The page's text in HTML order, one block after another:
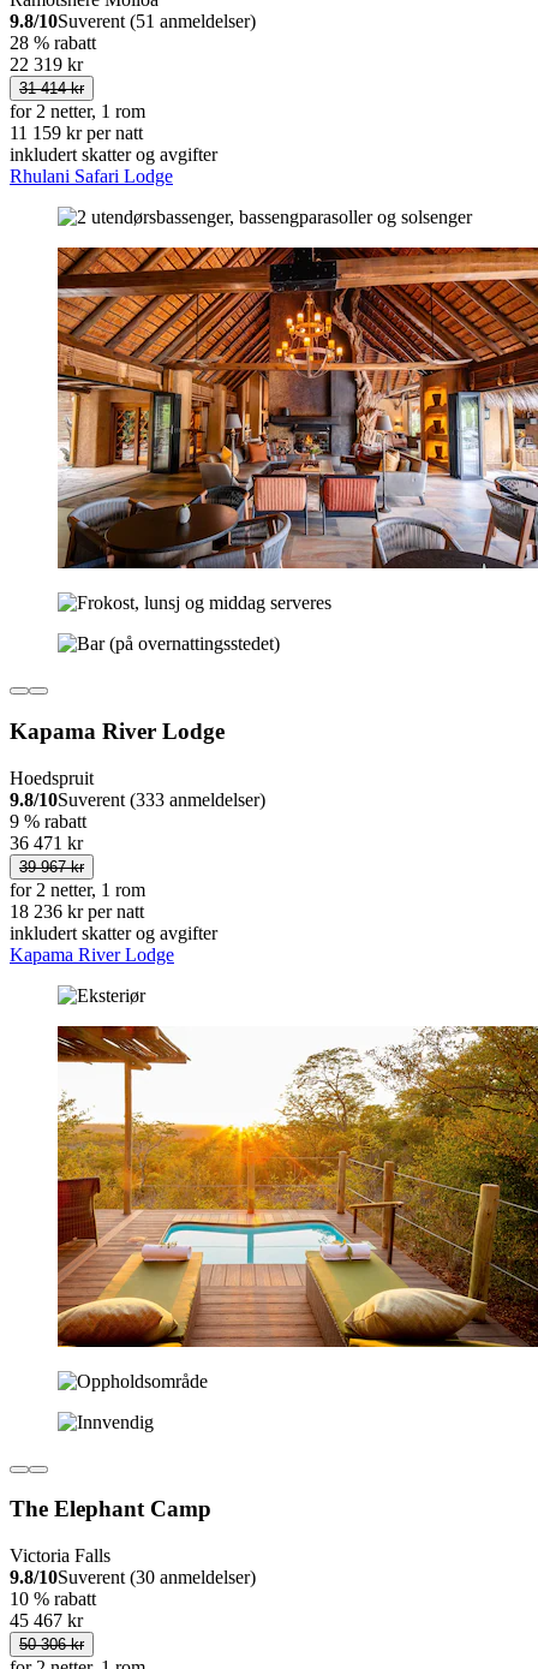
9.8/10Suverent (51 anmeldelser)
28 % rabatt
22 319 kr
31 414 kr
for 2 netter, 1 rom
11 159 kr per natt
inkludert skatter og avgifter
Rhulani Safari Lodge
Kapama River Lodge
Hoedspruit
9.8/10Suverent (333 anmeldelser)
9 % rabatt
36 471 kr
39 967 kr
for 2 netter, 1 rom
18 236 kr per natt
inkludert skatter og avgifter
Kapama River Lodge
The Elephant Camp
Victoria Falls
9.8/10Suverent (30 anmeldelser)
10 % rabatt
45 467 kr
50 306 kr